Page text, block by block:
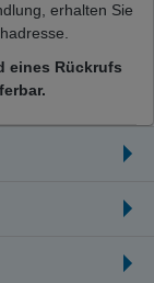
erhalten Sie
eines Rückrufs